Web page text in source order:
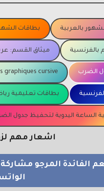
بالعربية بطاقات
بالفرنسية ميثاق القسم:
الضرب graphiques cursive
بطاقات تعليمية
الساعة اليدوية لتحفيظ جدول
اشعار مهم
الفائدة المرجو